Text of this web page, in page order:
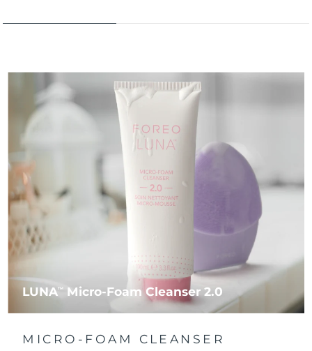
LUNATM Micro-Foam Cleanser 2.0
MICRO-FOAM CLEANSER